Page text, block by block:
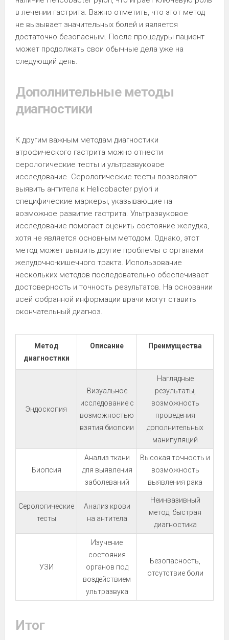
в лечении гастрита. Важно отметить, что этот метод
не вызывает значительных болей и является
достаточно безопасным. После процедуры пациент
может продолжать свои обычные дела уже на
следующий день.
Дополнительные методы
диагностики
К другим важным методам диагностики
атрофического гастрита можно отнести
серологические тесты и ультразвуковое
исследование. Серологические тесты позволяют
выявить антитела к Helicobacter pylori и
специфические маркеры, указывающие на
возможное развитие гастрита. Ультразвуковое
исследование помогает оценить состояние желудка,
хотя не является основным методом. Однако, этот
метод может выявить другие проблемы с органами
желудочно-кишечного тракта. Использование
нескольких методов последовательно обеспечивает
достоверность и точность результатов. На основании
всей собранной информации врачи могут ставить
окончательный диагноз.
Метод
диагностики
Описание Преимущества
Эндоскопия
Визуальное
исследование с
возможностью
взятия биопсии
Наглядные
результаты,
возможность
проведения
дополнительных
манипуляций
Биопсия
Анализ ткани
для выявления
заболеваний
Высокая точность и
возможность
выявления рака
Серологические
тесты
Анализ крови
на антитела
Неинвазивный
метод, быстрая
диагностика
УЗИ
Изучение
состояния
органов под
воздействием
ультразвука
Безопасность,
отсутствие боли
Итог